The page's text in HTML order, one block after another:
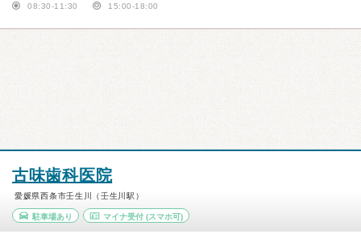
08:30-11:30 15:00-18:00
古味歯科医院
愛媛県西条市壬生川（壬生川駅）
駐車場あり マイナ受付(スマホ可)